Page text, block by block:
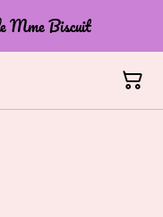
Mme Biscuit